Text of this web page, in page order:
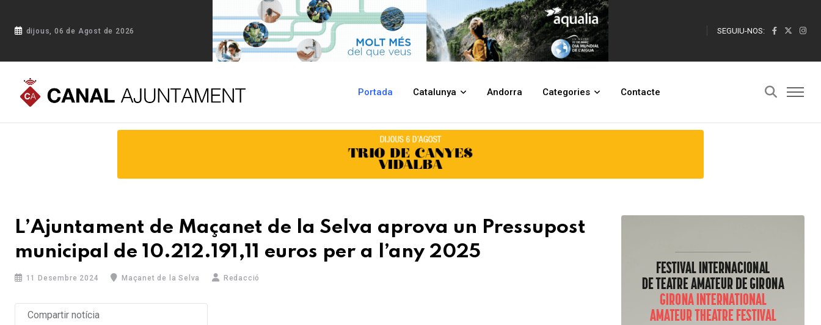
dijous, 06 de Agost de 2026 SEGUIU-NOS:
Portada Catalunya Andorra Categories Contacte
Portada Blog L’Ajuntament de Maçanet de la Selva aprova un Pressupost municipal de 10.212.191,11 euros per a l’any 2025
L’Ajuntament de Maçanet de la Selva aprova un Pressupost
municipal de 10.212.191,11 euros per a l’any 2025
11 Desembre 2024 Maçanet de la Selva Redacció
Compartir notícia